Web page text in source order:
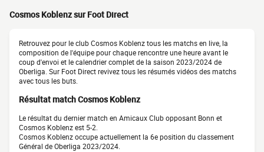
Cosmos Koblenz sur Foot Direct
Retrouvez pour le club Cosmos Koblenz tous les matchs en live, la
composition de l'équipe pour chaque rencontre une heure avant le
coup d'envoi et le calendrier complet de la saison 2023/2024 de
Oberliga. Sur Foot Direct revivez tous les résumés vidéos des matchs
avec tous les buts.
Résultat match Cosmos Koblenz
Le résultat du dernier match en Amicaux Club opposant Bonn et
Cosmos Koblenz est 5-2.
Cosmos Koblenz occupe actuellement la 6e position du classement
Général de Oberliga 2023/2024.